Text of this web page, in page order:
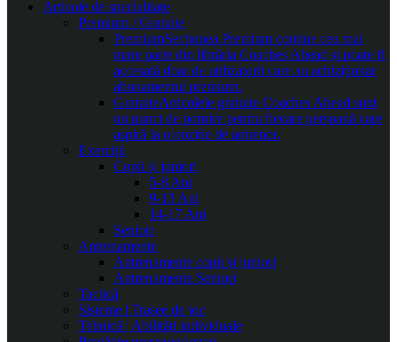
Articole de specialitate
Premium / Gratuite
PremiumSecțiunea Premium conține cea mai
mare parte din librăria Coaches Ahead și poate fi
accesată doar de utilizatorii care au achiziționat
abonamentul premium.
GratuiteArticolele gratuite Coaches Ahead sunt
un punct de pornire pentru fiecare persoană care
aspiră la o poziție de antrenor.
Exerciții
Copii și juniori
5-8 Ani
9-13 Ani
14-17 Ani
Seniori
Antrenamente
Antrenamente copii și juniori
Antrenamente Seniori
Tactică
Sisteme | Trasee de joc
Tehnică | Abilități individuale